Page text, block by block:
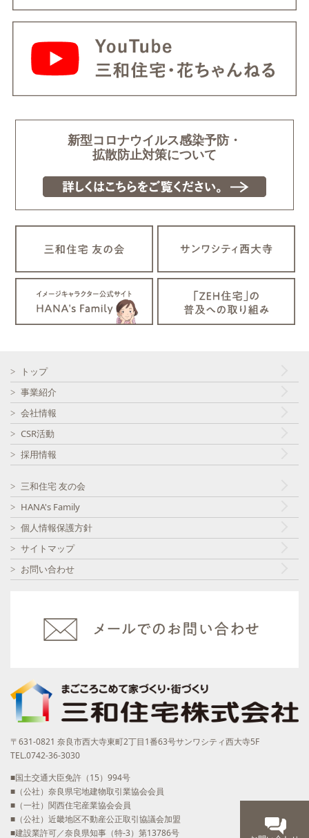
新型コロナウイルス感染予防・
拡散防止対策について
トップ
事業紹介
会社情報
CSR活動
採用情報
三和住宅 友の会
HANA's Family
個人情報保護方針
サイトマップ
お問い合わせ
〒631-0821 奈良市西大寺東町2丁目1番63号サンワシティ西大寺5F
TEL.0742-36-3030
■国土交通大臣免許（15）994号
■（公社）奈良県宅地建物取引業協会会員
■（一社）関西住宅産業協会会員
■（公社）近畿地区不動産公正取引協議会加盟
■建設業許可／奈良県知事（特-3）第13786号